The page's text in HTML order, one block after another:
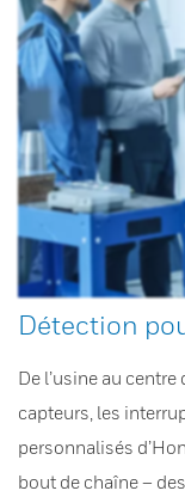
Détection
De l’usine au
capteurs, les
personnalisés
bout de chaîne –